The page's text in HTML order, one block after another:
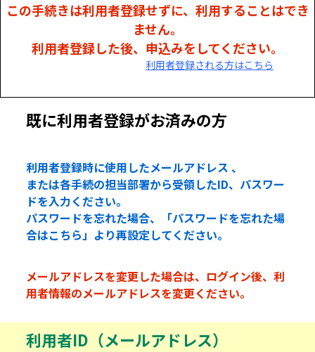
この手続きは利用者登録せずに、利用することはでき
ません。
利用者登録した後、申込みをしてください。
利用者登録される方はこちら
既に利用者登録がお済みの方
利用者登録時に使用したメールアドレス 、
または各手続の担当部署から受領したID、パスワー
ドを入力ください。
パスワードを忘れた場合、「パスワードを忘れた場
合はこちら」より再設定してください。
メールアドレスを変更した場合は、ログイン後、利
用者情報のメールアドレスを変更ください。
利用者ID（メールアドレス）